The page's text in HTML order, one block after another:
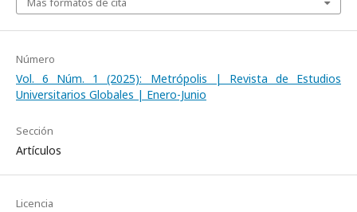
Número
Vol. 6 Núm. 1 (2025): Metrópolis | Revista de Estudios
Universitarios Globales | Enero-Junio
Sección
Artículos
Licencia